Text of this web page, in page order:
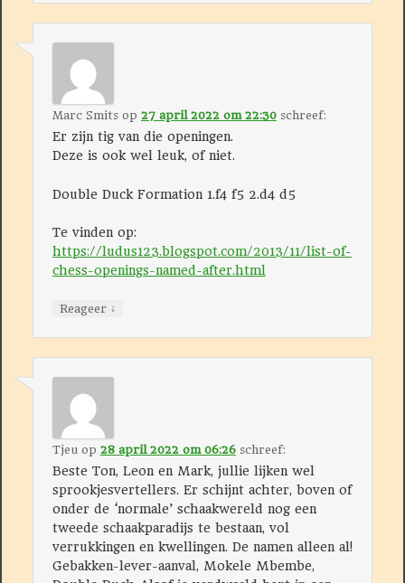
Marc Smitsop 27 april 2022 om 22:30 schreef:
Er zijn tig van die openingen.
Deze is ook wel leuk, of niet.
Double Duck Formation 1.f4 f5 2.d4 d5
Te vinden op:
https://ludus123.blogspot.com/2013/11/list-of-
chess-openings-named-after.html
Reageer ↓
Tjeuop 28 april 2022 om 06:26 schreef:
Beste Ton, Leon en Mark, jullie lijken wel
sprookjesvertellers. Er schijnt achter, boven of
onder de ‘normale’ schaakwereld nog een
tweede schaakparadijs te bestaan, vol
verrukkingen en kwellingen. De namen alleen al!
Gebakken-lever-aanval, Mokele Mbembe,